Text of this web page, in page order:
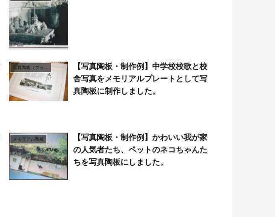
写真陶板（フォトセラミックス）
【写真陶板・制作例】中学校校歌と校
舎写真をメモリアルプレートとして写
真陶板に制作しました。
メモリアル陶板
【写真陶板・制作例】かわいい我が家
の人気者たち、ペットのネコちゃんた
ちを写真陶板にしました。